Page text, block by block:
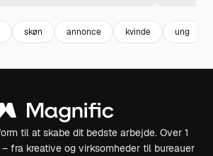
skøn annonce kvinde ung
til at skabe dit bedste arbejde. Over 1
fra kreative og virksomheder til bureauer